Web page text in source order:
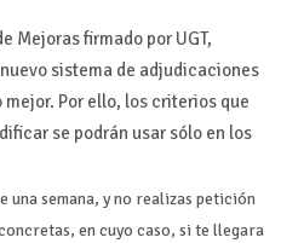
Mejoras firmado por UGT,
sistema de adjudicaciones
Por ello, los criterios que
se podrán usar sólo en los
una semana, y no realizas petición
en cuyo caso, si te llegara